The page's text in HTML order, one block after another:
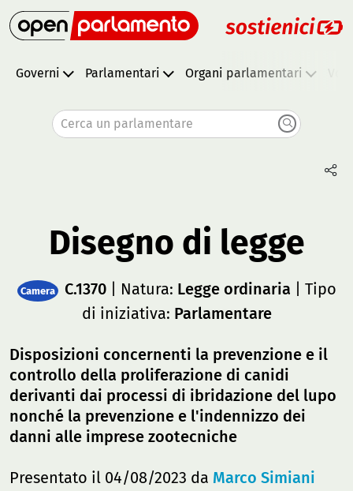
Governi Parlamentari Organi parlamentari
Cerca un parlamentare
Disegno di legge
Camera C.1370| Natura: Legge ordinaria | Tipo
di iniziativa: Parlamentare
Disposizioni concernenti la prevenzione e il
controllo della proliferazione di canidi
derivanti dai processi di ibridazione del lupo
nonché la prevenzione e l'indennizzo dei
danni alle imprese zootecniche
Presentato il 04/08/2023 da Marco Simiani